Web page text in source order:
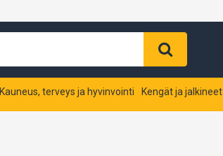
Kauneus, terveys ja hyvinvointi Kengät ja jalkineet